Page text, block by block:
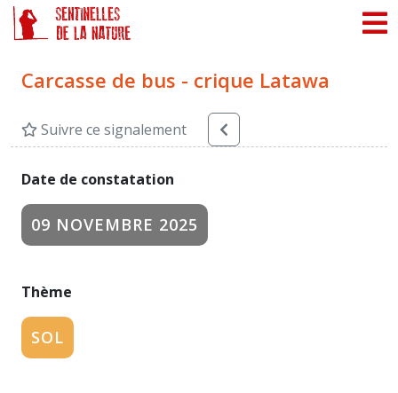
Carcasse de bus - crique Latawa
Suivre ce signalement
Date de constatation
09 NOVEMBRE 2025
Thème
SOL
Panneau de gestion des cookies